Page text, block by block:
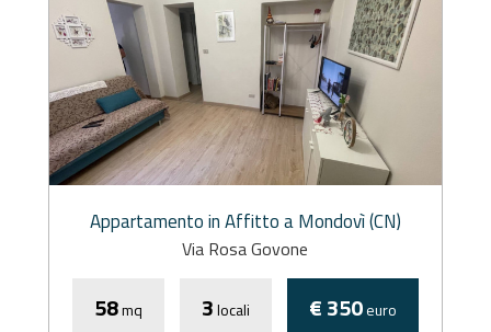
Appartamento in Affitto a Mondovì (CN)
Via Rosa Govone
58mq 3locali € 350euro